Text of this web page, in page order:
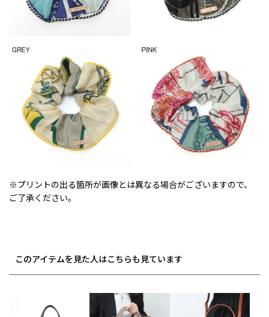
※プリントの出る箇所が画像とは異なる場合がございますので、
ご了承ください。
このアイテムを見た人はこちらも見ています